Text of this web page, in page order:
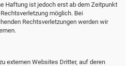
Haftung ist jedoch erst ab dem Zeitpunkt
möglich. Bei
Rechtsverletzungen werden wir
externen Websites Dritter, auf deren